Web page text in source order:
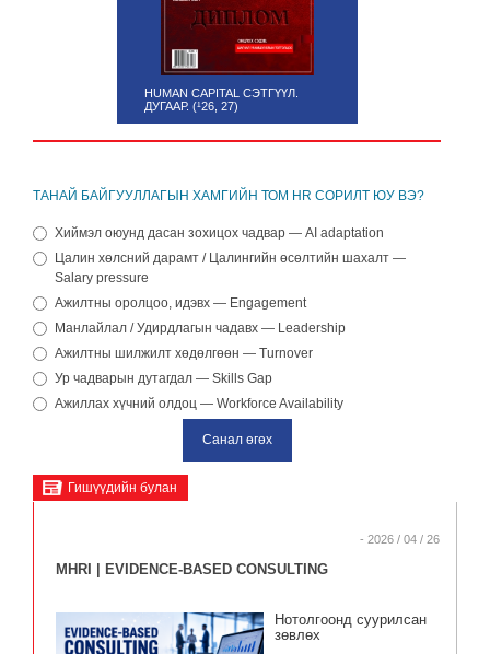
HUMAN CAPITAL СЭТГҮҮЛ.
ДУГААР. (¹26, 27)
ТАНАЙ БАЙГУУЛЛАГЫН ХАМГИЙН ТОМ HR СОРИЛТ ЮУ ВЭ?
Хиймэл оюунд дасан зохицох чадвар — AI adaptation
Цалин хөлсний дарамт / Цалингийн өсөлтийн шахалт —
Salary pressure
Ажилтны оролцоо, идэвх — Engagement
Манлайлал / Удирдлагын чадавх — Leadership
Ажилтны шилжилт хөдөлгөөн — Turnover
Ур чадварын дутагдал — Skills Gap
Ажиллах хүчний олдоц — Workforce Availability
Гишүүдийн булан
- 2026 / 04 / 26
MHRI | EVIDENCE-BASED CONSULTING
Нотолгоонд суурилсан
зөвлөх